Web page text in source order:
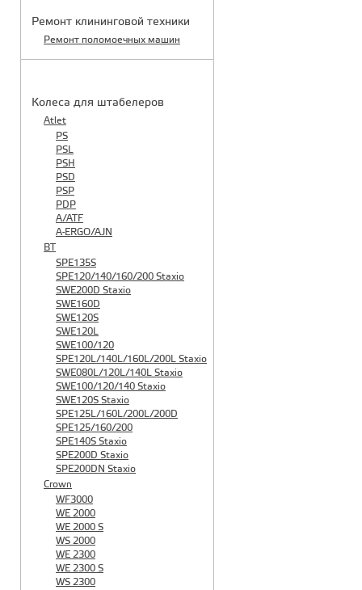
Ремонт клининговой техники
Ремонт поломоечных машин
Колеса для штабелеров
Atlet
PS
PSL
PSH
PSD
PSP
PDP
A/ATF
A-ERGO/AJN
BT
SPE135S
SPE120/140/160/200 Staxio
SWE200D Staxio
SWE160D
SWE120S
SWE120L
SWE100/120
SPE120L/140L/160L/200L Staxio
SWE080L/120L/140L Staxio
SWE100/120/140 Staxio
SWE120S Staxio
SPE125L/160L/200L/200D
SPE125/160/200
SPE140S Staxio
SPE200D Staxio
SPE200DN Staxio
Crown
WF3000
WE 2000
WE 2000 S
WS 2000
WE 2300
WE 2300 S
WS 2300